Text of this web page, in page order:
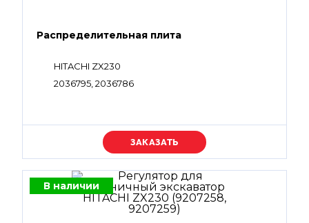
Распределительная плита
HITACHI ZX230
2036795, 2036786
Уточняйте цену
В наличии